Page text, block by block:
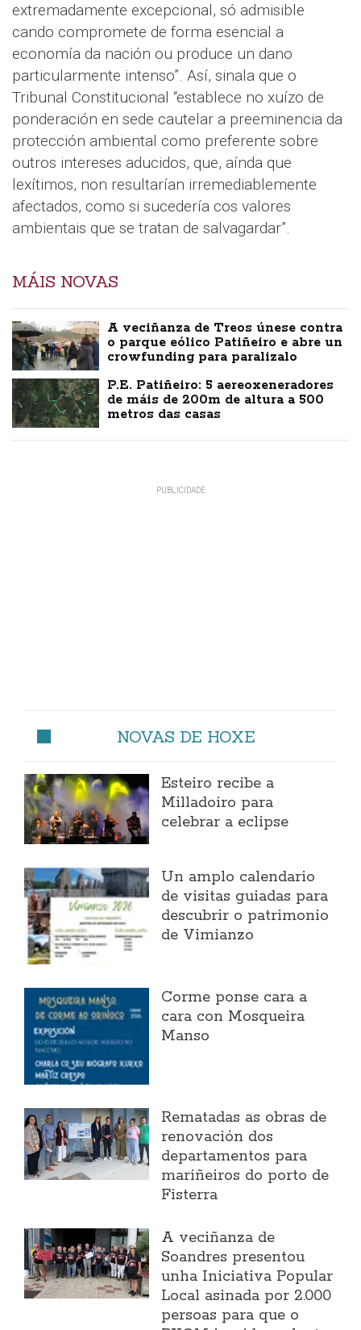
extremadamente excepcional, só admisible
cando compromete de forma esencial a
economía da nación ou produce un dano
particularmente intenso”. Así, sinala que o
Tribunal Constitucional “establece no xuízo de
ponderación en sede cautelar a preeminencia da
protección ambiental como preferente sobre
outros intereses aducidos, que, aínda que
lexítimos, non resultarían irremediablemente
afectados, como si sucedería cos valores
ambientais que se tratan de salvagardar”.
MÁIS NOVAS
A veciñanza de Treos únese contra
o parque eólico Patiñeiro e abre un
crowfunding para paralizalo
P.E. Patiñeiro: 5 aereoxeneradores
de máis de 200m de altura a 500
metros das casas
NOVAS DE HOXE
Esteiro recibe a
Milladoiro para
celebrar a eclipse
Un amplo calendario
de visitas guiadas para
descubrir o patrimonio
de Vimianzo
Corme ponse cara a
cara con Mosqueira
Manso
Rematadas as obras de
renovación dos
departamentos para
mariñeiros do porto de
Fisterra
A veciñanza de
Soandres presentou
unha Iniciativa Popular
Local asinada por 2.000
persoas para que o